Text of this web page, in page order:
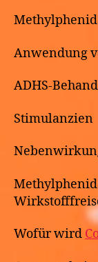
Anwendung
ADHS-
Stimulanzien
Wofür wird